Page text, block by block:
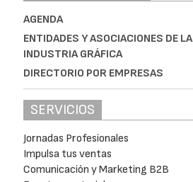
AGENDA
ENTIDADES Y ASOCIACIONES DE LA
INDUSTRIA GRÁFICA
DIRECTORIO POR EMPRESAS
SERVICIOS
Jornadas Profesionales
Impulsa tus ventas
Comunicación y Marketing B2B